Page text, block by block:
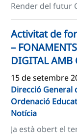
Render del futur
Activitat de
–
DIGITAL AMB
15 de setembre
Direcció General
Ordenació
Notícia
Ja està obert el